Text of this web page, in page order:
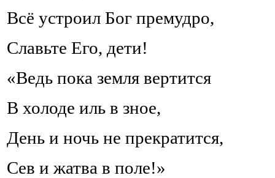
Всё устроил Бог премудро,
Славьте Его, дети!
«Ведь пока земля вертится
В холоде иль в зное,
День и ночь не прекратится,
Сев и жатва в поле!»